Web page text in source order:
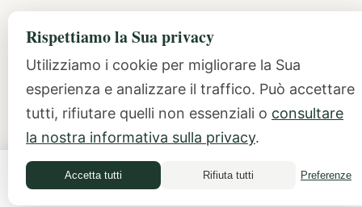
Money Quiz
Rispettiamo la Sua privacy
Utilizziamo i cookie per migliorare la Sua
esperienza e analizzare il traffico. Può accettare
tutti, rifiutare quelli non essenziali o consultare
la nostra informativa sulla privacy.
Accetta tutti Rifiuta tutti Preferenze